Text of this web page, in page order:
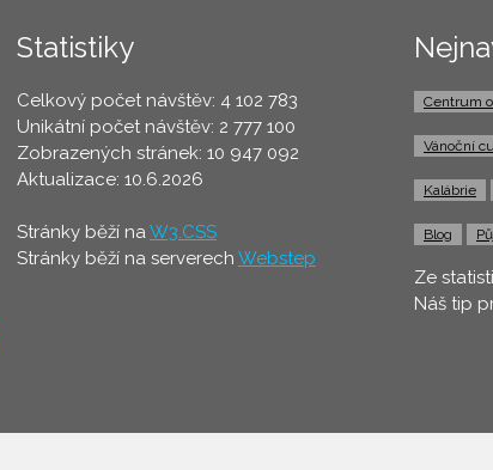
Statistiky
Celkový počet návštěv: 4 102 783
Unikátní počet návštěv: 2 777 100
Zobrazených stránek: 10 947 092
Aktualizace: 10.6.2026
Stránky běží naW3.CSS
Stránky běží na serverech Webstep
Centrum
Vánoční
Kalábrie
Blog
Ze
Náš tip